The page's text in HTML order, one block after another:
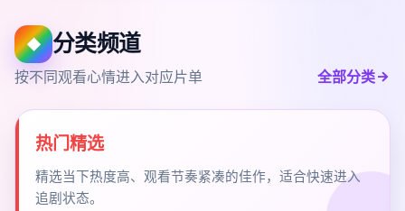
◆ 分类频道
按不同观看心情进入对应片单 全部分类
热门精选
精选当下热度高、观看节奏紧凑的佳作，适合快速进入
追剧状态。